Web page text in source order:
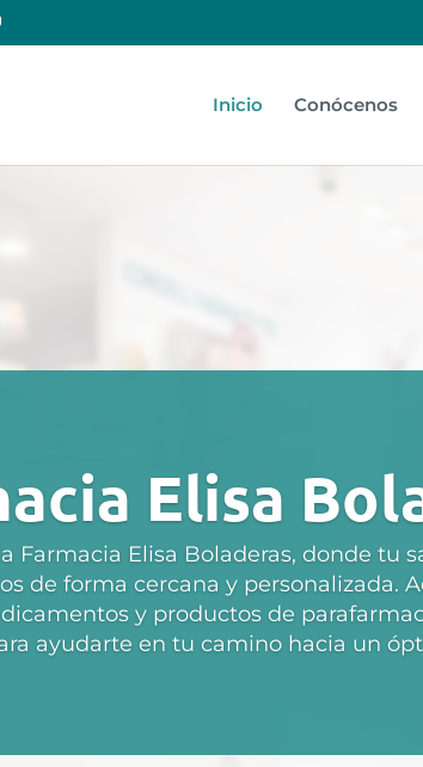
Inicio Conócenos
Elisa
Farmacia Elisa Boladeras, donde tu
de forma cercana y personalizada.
y productos de
ayudarte en tu camino hacia un